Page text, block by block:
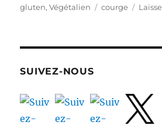
le
gluten,Végétalien Étiquettes
courge
SUIVEZ-NOUS